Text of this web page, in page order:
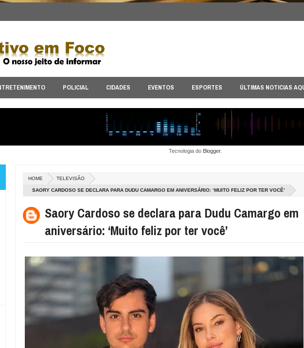
POLICIAL CIDADES EVENTOS ESPORTES ÚLTIMAS NOTICIAS
Tecnologia do Blogger.
HOME TELEVISÃO
SAORY CARDOSO SE DECLARA PARA DUDU CAMARGO EM ANIVERSÁRIO: ‘MUITO FELIZ POR TER VOCÊ’
Saory Cardoso se declara para Dudu Camargo em
aniversário: ‘Muito feliz por ter você’